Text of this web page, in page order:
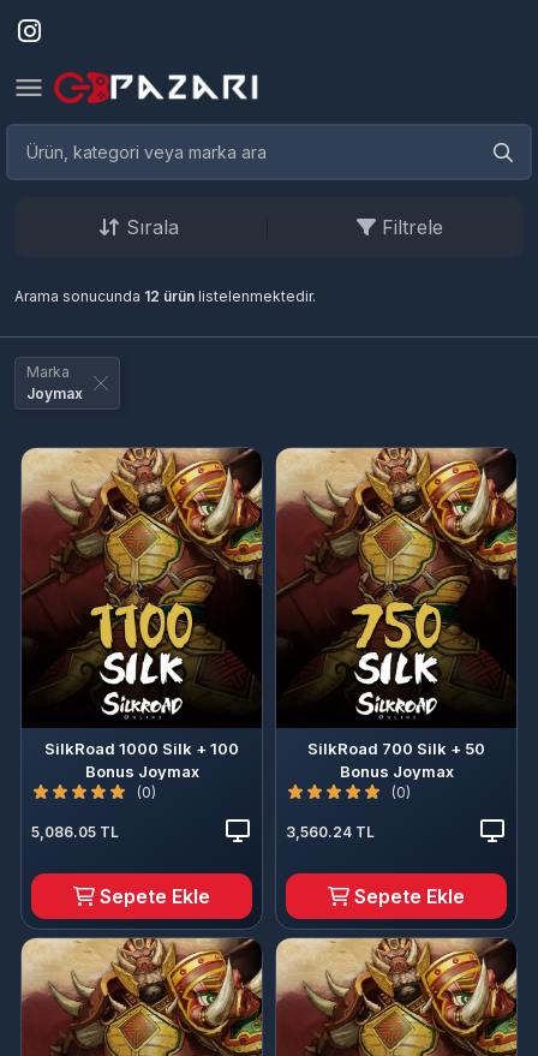
Sırala Filtrele
Arama sonucunda 12 ürün listelenmektedir.
Marka
Joymax
SilkRoad 1000 Silk + 100
Bonus Joymax
(0)
5,086.05 TL
Sepete Ekle
SilkRoad 700 Silk + 50
Bonus Joymax
(0)
3,560.24 TL
Sepete Ekle